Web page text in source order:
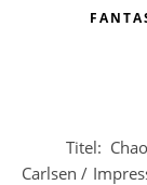
Titel: Chaoskuss Autoren: Teresa Sporrer Verlag:
Carlsen /